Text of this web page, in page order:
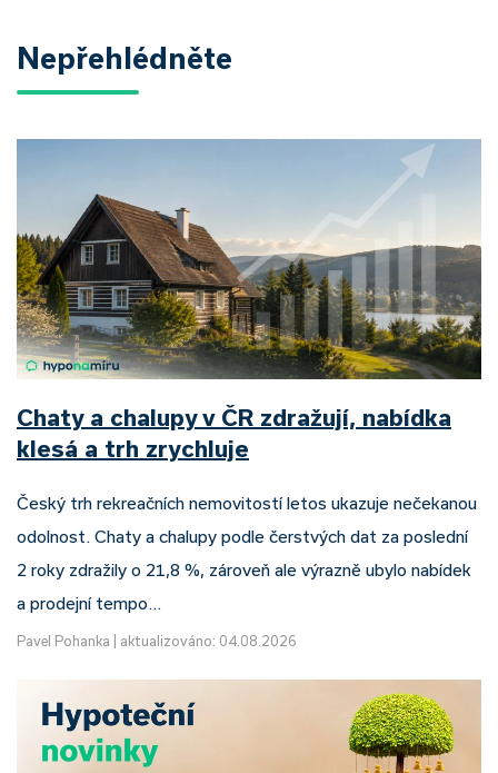
Nepřehlédněte
Chaty a chalupy v ČR zdražují, nabídka
klesá a trh zrychluje
Český trh rekreačních nemovitostí letos ukazuje nečekanou
odolnost. Chaty a chalupy podle čerstvých dat za poslední
2 roky zdražily o 21,8 %, zároveň ale výrazně ubylo nabídek
a prodejní tempo…
Pavel Pohanka aktualizováno: 04.08.2026